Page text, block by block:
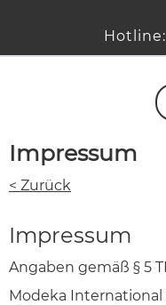
Hotline:
Impressum
< Zurück
Impressum
Angaben gemäß § 5
Modeka International